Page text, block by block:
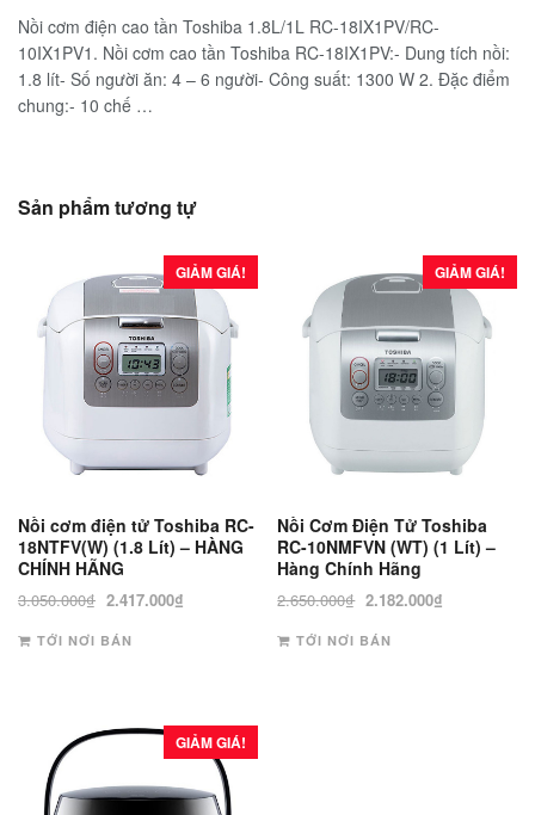
Nồi cơm điện cao tần Toshiba 1.8L/1L RC-18IX1PV/RC-
10IX1PV1. Nồi cơm cao tần Toshiba RC-18IX1PV:- Dung tích nồi:
1.8 lít- Số người ăn: 4 – 6 người- Công suất: 1300 W 2. Đặc điểm
chung:- 10 chế …
Sản phẩm tương tự
GIẢM GIÁ!
Nồi cơm điện tử Toshiba RC-
18NTFV(W) (1.8 Lít) – HÀNG
CHÍNH HÃNG
3.050.000₫ Giá
là:
2.417.000₫
TỚI NƠI BÁN
GIẢM GIÁ!
Nồi Cơm Điện Tử Toshiba
RC-10NMFVN (WT) (1 Lít) –
Hàng Chính Hãng
2.650.000₫ Giá
là:
2.182.000₫
TỚI NƠI BÁN
GIẢM GIÁ!